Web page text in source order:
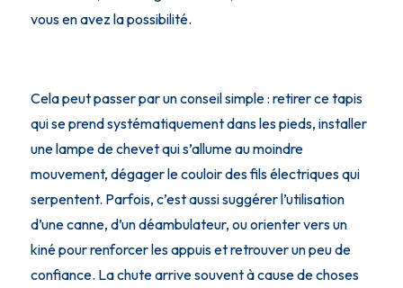
vous en avez la possibilité.
Cela peut passer par un conseil simple : retirer ce tapis
qui se prend systématiquement dans les pieds, installer
une lampe de chevet qui s’allume au moindre
mouvement, dégager le couloir des fils électriques qui
serpentent. Parfois, c’est aussi suggérer l’utilisation
d’une canne, d’un déambulateur, ou orienter vers un
kiné pour renforcer les appuis et retrouver un peu de
confiance. La chute arrive souvent à cause de choses